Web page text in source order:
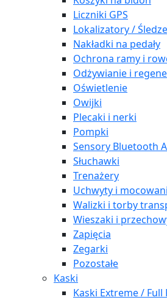
Liczniki GPS
Lokalizatory /
Nakładki na pedały
Ochrona ramy i
Odżywianie i
Oświetlenie
Owijki
Plecaki i nerki
Pompki
Sensory Bluetooth
Słuchawki
Trenażery
Uchwyty i
Walizki i torby
Wieszaki i
Zapięcia
Zegarki
Pozostałe
Kaski
Kaski Extreme / Full